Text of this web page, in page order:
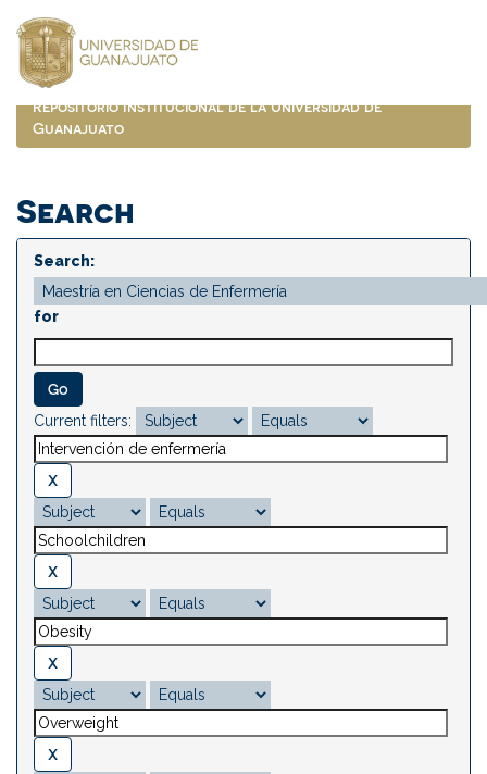
navigation
Repositorio Institucional de la Universidad de
Guanajuato
Search
Search:
for
Current filters: